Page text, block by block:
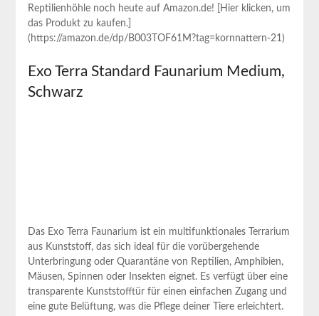
Reptilienhöhle noch heute auf Amazon.de!‌ [Hier klicken, um
das Produkt zu kaufen.]
(https://amazon.de/dp/B003TOF61M?tag=kornnattern-21)
Exo Terra Standard Faunarium Medium,
Schwarz
Das Exo​ Terra Faunarium ist ein multifunktionales​ Terrarium
aus Kunststoff,‌ das sich ideal für die vorübergehende
Unterbringung​ oder Quarantäne von Reptilien, Amphibien,
Mäusen, Spinnen oder Insekten eignet.‍ Es verfügt über eine
transparente Kunststofftür ‍für einen ⁢einfachen Zugang⁣ und
eine gute ‌Belüftung, was die Pflege deiner Tiere erleichtert.